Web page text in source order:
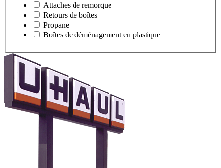
Attaches de remorque
Retours de boîtes
Propane
Boîtes de déménagement en plastique